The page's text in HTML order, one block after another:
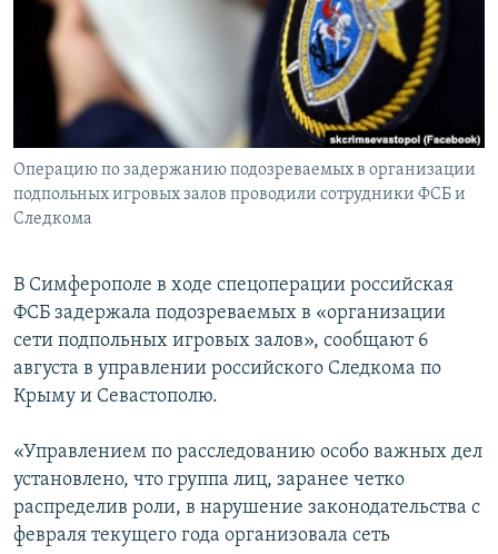
ПОБЕДИТЕЛЕЙ НЕ СУДЯТ?
КРЫМ.НЕПОКОРЕННЫЙ
ELIFBE
УКРАИНСКАЯ ПРОБЛЕМА КРЫМА
ПРИСОЕДИНЯЙТЕСЬ!
Все сайты RFE/RL
Операцию по задержанию подозреваемых в организации
подпольных игровых залов проводили сотрудники ФСБ и
Следкома
В Симферополе в ходе спецоперации российская
ФСБ задержала подозреваемых в «организации
сети подпольных игровых залов», сообщают 6
августа в управлении российского Следкома по
Крыму и Севастополю.
«Управлением по расследованию особо важных дел
установлено, что группа лиц, заранее четко
распределив роли, в нарушение законодательства с
февраля текущего года организовала сеть